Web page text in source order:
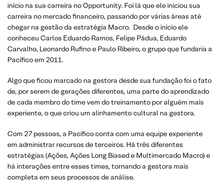
início na sua carreira no Opportunity. Foi lá que ele iniciou sua
carreira no mercado financeiro, passando por várias áreas até
chegar na gestão da estratégia Macro. Desde o início ele
conheceu Carlos Eduardo Ramos, Felipe Pádua, Eduardo
Carvalho, Leonardo Rufino e Paulo Ribeiro, o grupo que fundaria a
Pacífico em 2011.
Algo que ficou marcado na gestora desde sua fundação foi o fato
de, por serem de gerações diferentes, uma parte do aprendizado
de cada membro do time vem do treinamento por alguém mais
experiente, o que criou um alinhamento cultural na gestora.
Com 27 pessoas, a Pacífico conta com uma equipe experiente
em administrar recursos de terceiros. Há três diferentes
estratégias (Ações, Ações Long Biased e Multimercado Macro) e
há interações entre esses times, tornando a gestora mais
completa em seus processos de análise.